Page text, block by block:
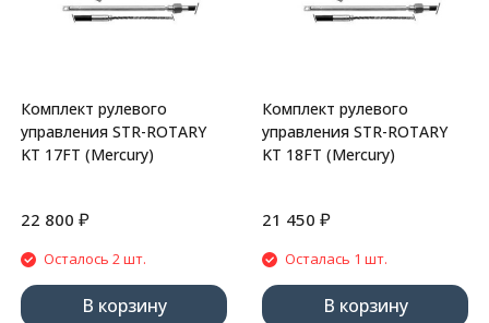
Комплект рулевого
управления STR-ROTARY
KT 17FT (Mercury)
22 800 ₽
Осталось 2 шт.
В корзину
Комплект рулевого
управления STR-ROTARY
KT 18FT (Mercury)
21 450 ₽
Осталась 1 шт.
В корзину